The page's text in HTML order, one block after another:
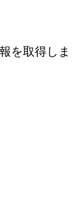
を取得しま